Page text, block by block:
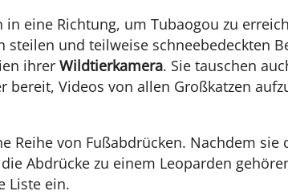
in eine Richtung, um Tubaogou zu
steilen und teilweise schneebedeckten
ihrer Wildtierkamera. Sie tauschen
bereit, Videos von allen Großkatzen
Reihe von Fußabdrücken. Nachdem
Abdrücke zu einem Leoparden
Liste ein.